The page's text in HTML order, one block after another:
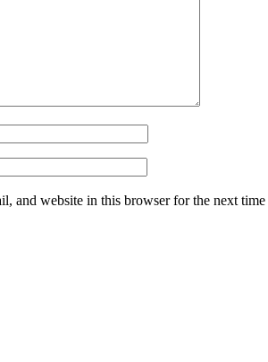
and website in this browser for the next time